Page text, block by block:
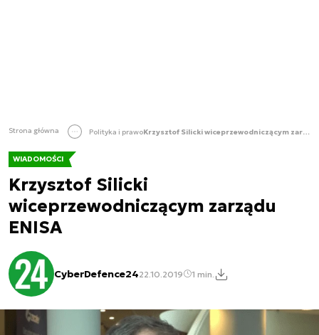
Strona główna Polityka i prawo Krzysztof Silicki wiceprzewodniczącym zarządu ENISA
WIADOMOŚCI
Krzysztof Silicki
wiceprzewodniczącym zarządu
ENISA
CyberDefence2422.10.2019 1 min.